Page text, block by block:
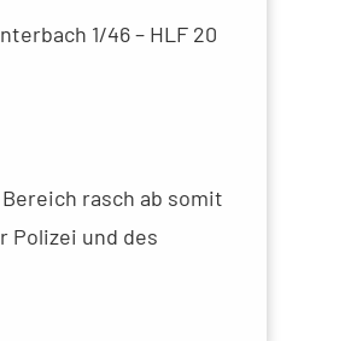
1/46 – HLF 20
rasch ab somit
Polizei und des